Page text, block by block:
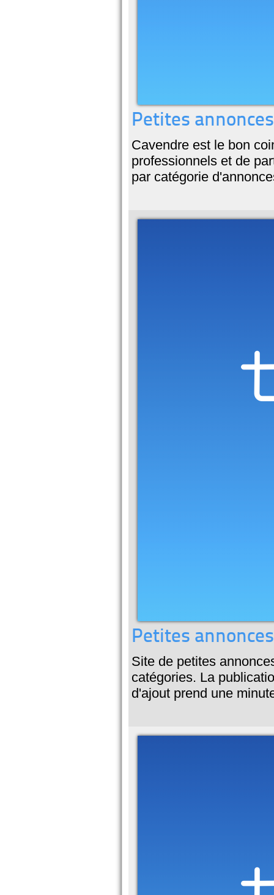
Petites
Cavendre est le bon
professionnels et de
par catégorie
Petites
Site de petites
catégories. La
d'ajout prend une